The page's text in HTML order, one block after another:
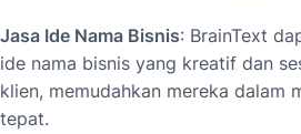
Jasa Ide Nama Bisnis: BrainText
ide nama bisnis yang kreatif dan
klien, memudahkan mereka dalam
tepat.